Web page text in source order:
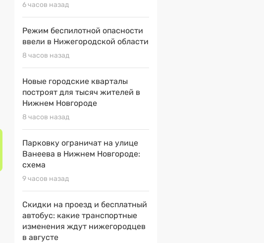
6 часов назад
Режим беспилотной опасности
ввели в Нижегородской области
8 часов назад
Новые городские кварталы
построят для тысяч жителей в
Нижнем Новгороде
8 часов назад
Парковку ограничат на улице
Ванеева в Нижнем Новгороде:
схема
9 часов назад
Скидки на проезд и бесплатный
автобус: какие транспортные
изменения ждут нижегородцев
в августе